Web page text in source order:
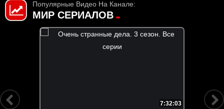
Популярные Видео На Канале:
МИР СЕРИАЛОВ
7:44:37